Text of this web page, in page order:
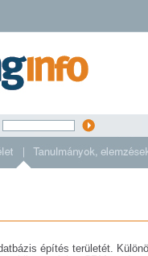
építés területét.